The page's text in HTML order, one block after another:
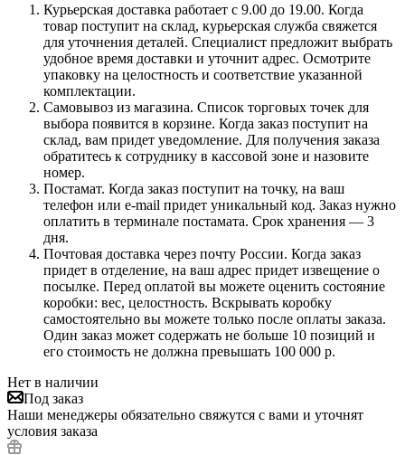
Курьерская доставка работает с 9.00 до 19.00. Когда
товар поступит на склад, курьерская служба свяжется
для уточнения деталей. Специалист предложит выбрать
удобное время доставки и уточнит адрес. Осмотрите
упаковку на целостность и соответствие указанной
комплектации.
Самовывоз из магазина. Список торговых точек для
выбора появится в корзине. Когда заказ поступит на
склад, вам придет уведомление. Для получения заказа
обратитесь к сотруднику в кассовой зоне и назовите
номер.
Постамат. Когда заказ поступит на точку, на ваш
телефон или e-mail придет уникальный код. Заказ нужно
оплатить в терминале постамата. Срок хранения — 3
дня.
Почтовая доставка через почту России. Когда заказ
придет в отделение, на ваш адрес придет извещение о
посылке. Перед оплатой вы можете оценить состояние
коробки: вес, целостность. Вскрывать коробку
самостоятельно вы можете только после оплаты заказа.
Один заказ может содержать не больше 10 позиций и
его стоимость не должна превышать 100 000 р.
Нет в наличии
Под заказ
Наши менеджеры обязательно свяжутся с вами и уточнят
условия заказа